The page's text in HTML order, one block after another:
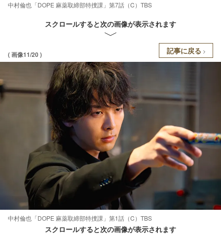
中村倫也「DOPE 麻薬取締部特捜課」第7話（C）TBS
スクロールすると次の画像が表示されます
( 画像11/20 ) 記事に戻る
中村倫也「DOPE 麻薬取締部特捜課」第1話（C）TBS
スクロールすると次の画像が表示されます